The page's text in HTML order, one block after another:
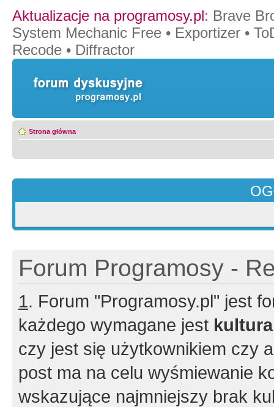
Aktualizacje na programosy.pl: Brave
System Mechanic Free • Exportizer •
Recode • Diffractor
Strona główna
Forum Programosy -
1. Forum "Programosy.pl" jest
każdego wymagane jest
czy jest się użytkownikiem czy
post ma na celu wyśmiewanie
wskazujące najmniejszy brak